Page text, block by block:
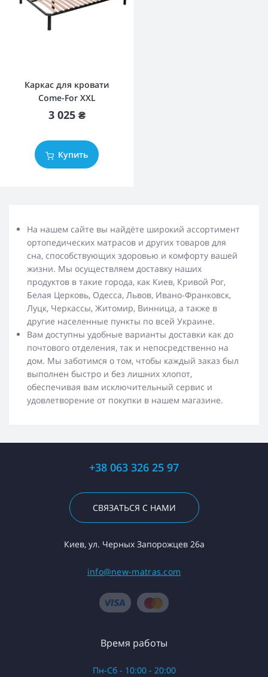
Каркас для кровати
Come-For XXL
3 025 ₴
Купить
На нашем сайте вы найдёте широкий ассортимент
ортопедических матрасов и других товаров для
сна, способствующих здоровью и комфорту вашей
жизни. Мы осуществляем доставку наших
продуктов в такие города, как Киев, Кривой Рог,
Белая Церковь, Одесса, Львов, Ивано-Франковск,
Луцк, Черкассы, Житомир, Винница, а также в
другие населенные пункты по всей Украине.
Вам доступны удобные варианты доставки как до
почтового отделения, так и непосредственно на
дом. Мы заботимся о том, чтобы каждый заказ был
выполнен быстро и без лишних хлопот,
обеспечивая вам исключительный сервис и
удовлетворение от покупки в нашем магазине.
+38 063 326 25 97
СВЯЗАТЬСЯ С НАМИ
Киев, ул. Черных Запорожцев 26а
info@new-matras.com
Время работы
Пн-Сб - 10:00 - 20:00